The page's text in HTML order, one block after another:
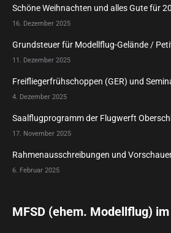
Schöne Weihnachten und alles Gute für
16. Dezember 2025
Grundsteuer für Modellflug-Gelände /
11. Dezember 2025
Freifliegerfrühschoppen (GER) und
4. Dezember 2025
Saalflugprogramm der Flugwerft
17. November 2025
Rahmenausschreibungen und
6. Februar 2025
MFSD (ehem. Modellflug) im